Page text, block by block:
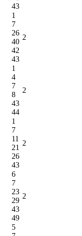
43
1
7
26
40
42
43
2
1
4
7
8
43
44
2
1
7
11
21
26
43
2
6
7
23
29
43
49
2
5